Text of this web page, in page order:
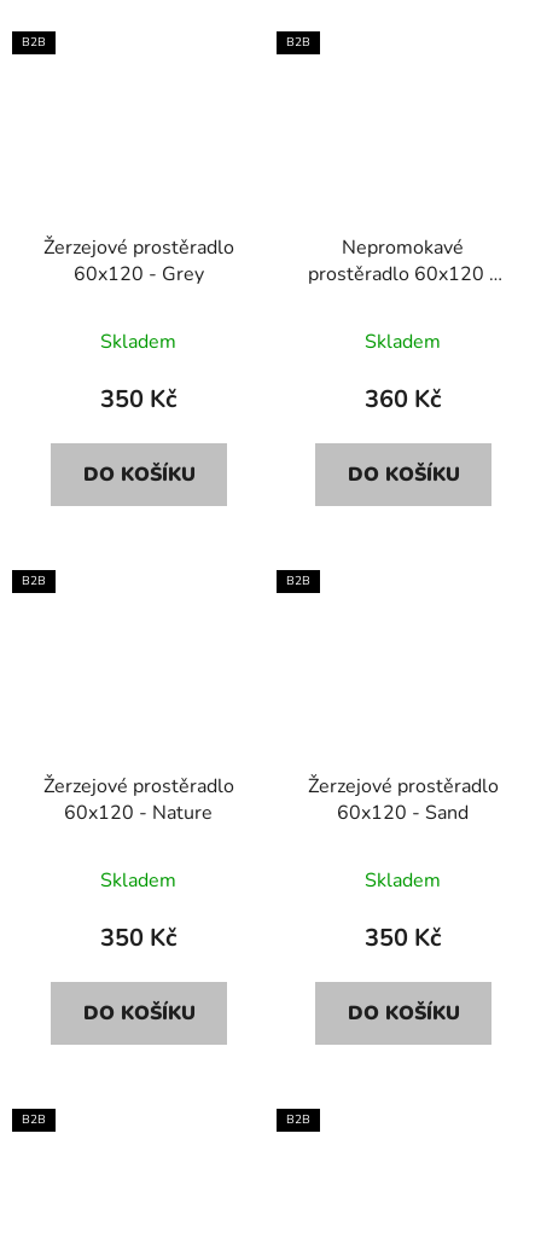
B2B
Žerzejové prostěradlo
60x120 - Grey
Skladem
350 Kč
DO KOŠÍKU
B2B
Nepromokavé
prostěradlo 60x120 -
Skladem
360 Kč
DO KOŠÍKU
B2B
Žerzejové prostěradlo
60x120 - Nature
Skladem
350 Kč
DO KOŠÍKU
B2B
Žerzejové prostěradlo
60x120 - Sand
Skladem
350 Kč
DO KOŠÍKU
B2B B2B